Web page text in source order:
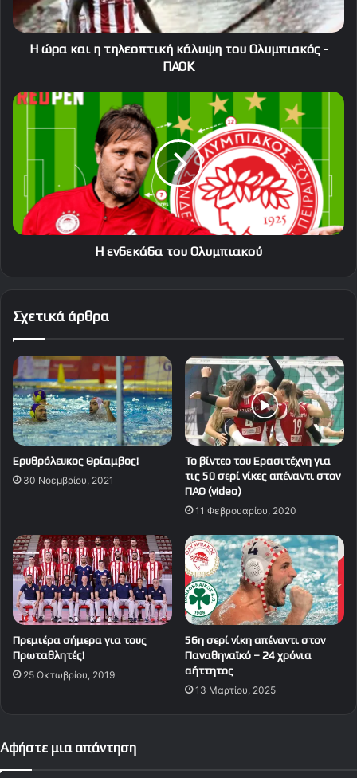
Ολυμπιακός
-
ΠΑΟΚΗ ώρα και η τηλεοπτική κάλυψη του Ολυμπιακός -
ΠΑΟΚ
Η
του
Η ενδεκάδα του Ολυμπιακού
Σχετικά άρθρα
Ερυθρόλευκος Θρίαμβος!
30 Νοεμβρίου, 2021
Το βίντεο του Ερασιτέχνη για
τις 50 σερί νίκες απέναντι στον
ΠΑΟ (video)
11 Φεβρουαρίου, 2020
Πρεμιέρα σήμερα για τους
Πρωταθλητές!
25 Οκτωβρίου, 2019
56η σερί νίκη απέναντι στον
Παναθηναϊκό – 24 χρόνια
αήττητος
13 Μαρτίου, 2025
Αφήστε μια απάντηση